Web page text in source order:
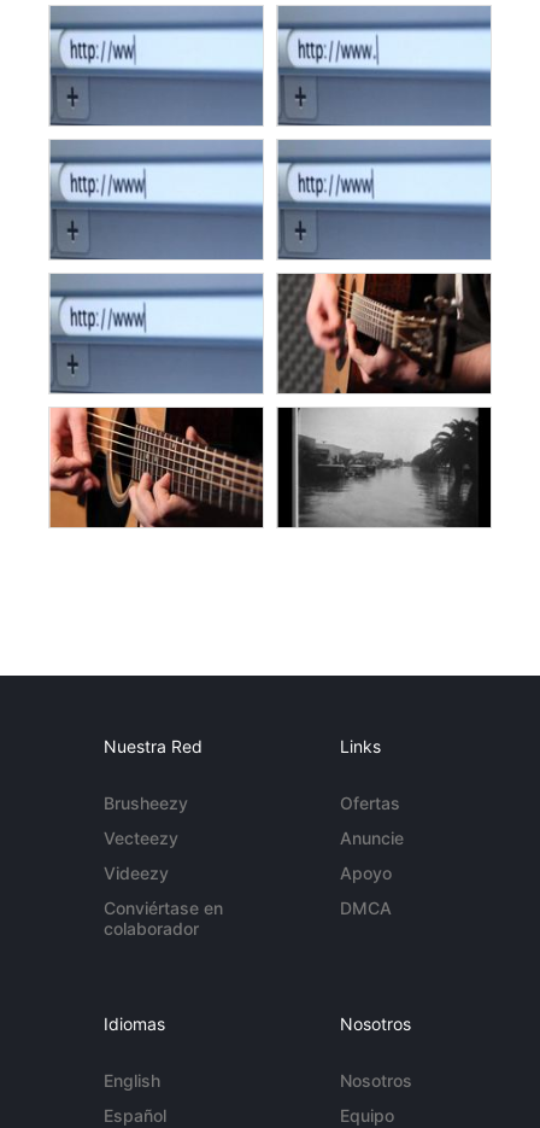
Nuestra Red
Brusheezy
Vecteezy
Videezy
Conviértase en
colaborador
Links
Ofertas
Anuncie
Apoyo
DMCA
Idiomas
English
Español
Nosotros
Nosotros
Equipo